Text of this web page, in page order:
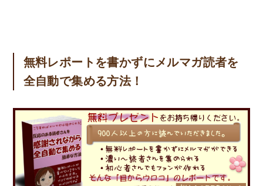
無料レポートを書かずにメルマガ読者を
全自動で集める方法！